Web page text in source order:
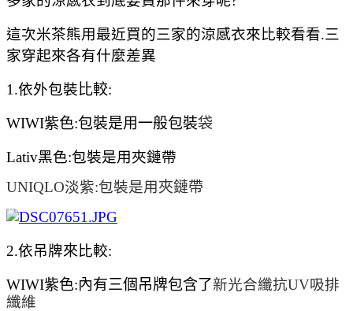
這次米茶熊用最近買的三家的涼感衣來比較看看.三
家穿起來各有什麼差異
1.依外包裝 比較:
WIWI紫色:包裝是用一般包裝袋
Lativ黑色:包裝是用夾鏈帶
UNIQLO淡紫:包裝是用夾鏈帶
2.依吊牌來 比較:
WIWI紫色:內有三個吊牌包含了新光合纖抗UV吸排
纖維